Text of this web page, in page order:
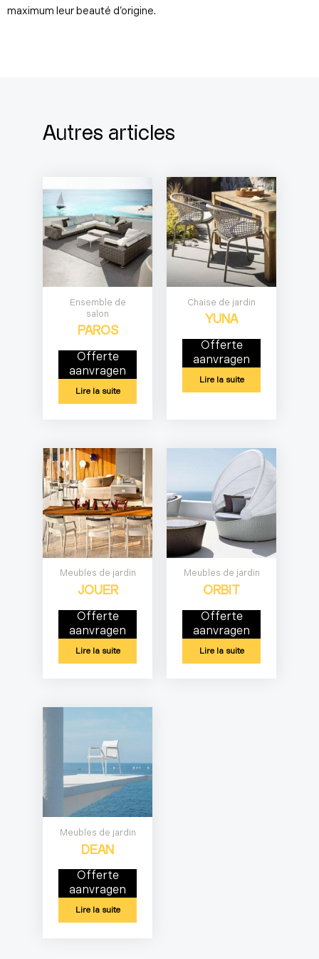
maximum leur beauté d’origine.
Autres articles
Ensemble de
salon
PAROS
Offerte
aanvragen
Lire la suite
Chaise de jardin
YUNA
Offerte
aanvragen
Lire la suite
Meubles de jardin
JOUER
Offerte
aanvragen
Lire la suite
Meubles de jardin
ORBIT
Offerte
aanvragen
Lire la suite
Meubles de jardin
DEAN
Offerte
aanvragen
Lire la suite